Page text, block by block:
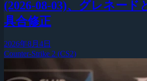
(2026-08-03)、グレネード
具合修正
2026年8月4日
Counter-Strike 2 (CS2)